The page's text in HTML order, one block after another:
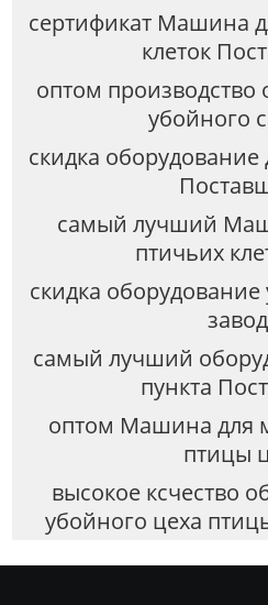
сертификат Машина
клеток
оптом производство
убойного
скидка
самый лучший
птичьих
скидка
самый лучший
пункта
оптом Машина для
птицы
высокое ксчество
убойного цеха